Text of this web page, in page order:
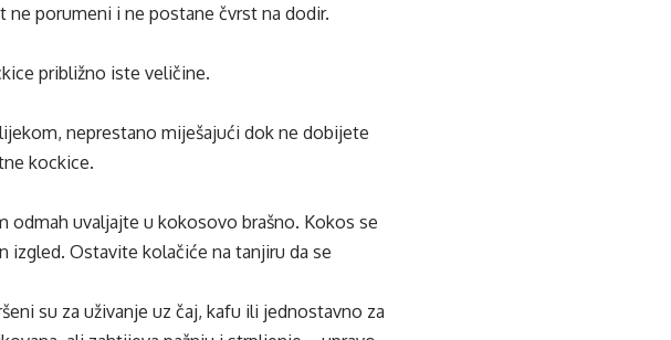
ne porumeni i ne postane čvrst na dodir.
približno iste veličine.
neprestano miješajući dok ne dobijete
kockice.
odmah uvaljajte u kokosovo brašno. Kokos se
izgled. Ostavite kolačiće na tanjiru da se
su za uživanje uz čaj, kafu ili jednostavno za